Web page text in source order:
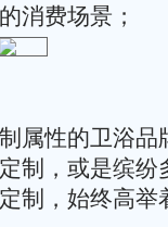
消费场景；
属性的卫浴品
制，或是缤纷
制，始终高举